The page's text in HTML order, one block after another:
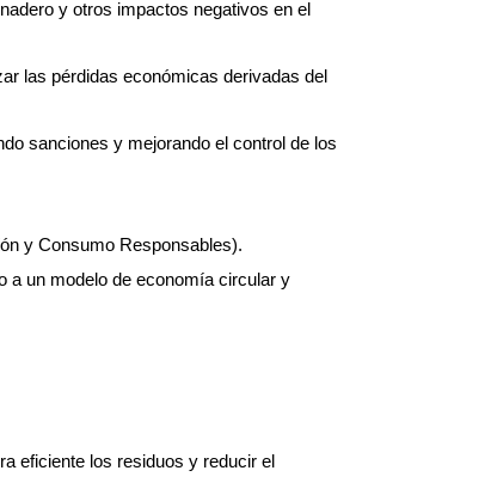
y otros impactos negativos en el
las pérdidas económicas derivadas del
sanciones y mejorando el control de los
y Consumo Responsables).
a un modelo de economía circular y
eficiente los residuos y reducir el